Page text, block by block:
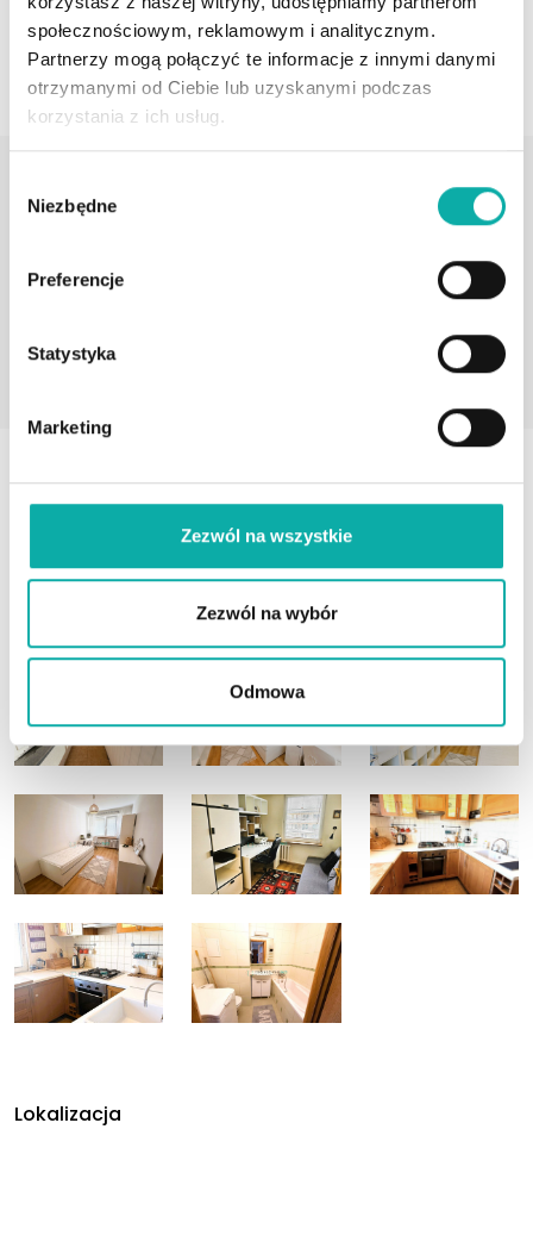
społecznościowym, reklamowym i analitycznym.
Partnerzy mogą połączyć te informacje z innymi danymi
otrzymanymi od Ciebie lub uzyskanymi podczas
korzystania z ich usług.
zgody
Niezbędne
Preferencje
Statystyka
Marketing
Zezwól na wszystkie
Zezwól na wybór
Odmowa
UMÓW SPOTKANIE
Dodatkowe informacje
Komunikacja
Autobus
Galeria zdjęć oferty
Lokalizacja